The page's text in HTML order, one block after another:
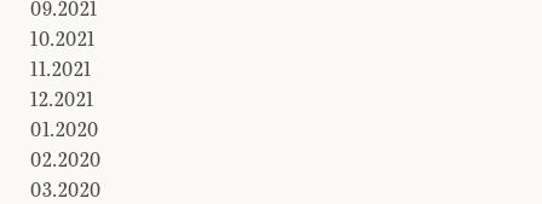
09.2021
10.2021
11.2021
12.2021
01.2020
02.2020
03.2020